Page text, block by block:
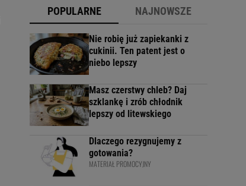
POPULARNE NAJNOWSZE
Nie robię już zapiekanki z
cukinii. Ten patent jest o
niebo lepszy
Masz czerstwy chleb? Daj
szklankę i zrób chłodnik
lepszy od litewskiego
Dlaczego rezygnujemy z
gotowania?
MATERIAŁ PROMOCYJNY